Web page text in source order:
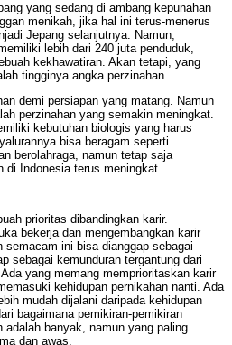
yang sedang di ambang kepunahan
menikah, jika hal ini terus-menerus
Jepang selanjutnya. Namun,
lebih dari 240 juta penduduk,
kekhawatiran. Akan tetapi, yang
tingginya angka perzinahan.
demi persiapan yang matang. Namun
perzinahan yang semakin meningkat.
kebutuhan biologis yang harus
bisa beragam seperti
berolahraga, namun tetap saja
di Indonesia terus meningkat.
prioritas dibandingkan karir.
bekerja dan mengembangkan karir
semacam ini bisa dianggap sebagai
sebagai kemunduran tergantung dari
yang memang memprioritaskan karir
kehidupan pernikahan nanti. Ada
mudah dijalani daripada kehidupan
bagaimana pemikiran-pemikiran
banyak, namun yang paling
dan awas.